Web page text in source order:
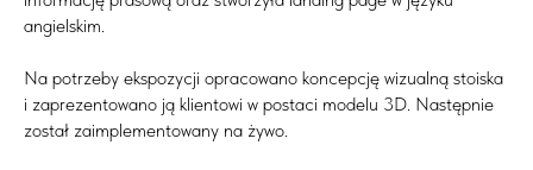
angielskim.
Na potrzeby ekspozycji opracowano koncepcję wizualną stoiska
i zaprezentowano ją klientowi w postaci modelu 3D. Następnie
został zaimplementowany na żywo.